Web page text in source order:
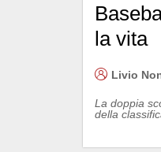
la vita
Livio
La doppia
della